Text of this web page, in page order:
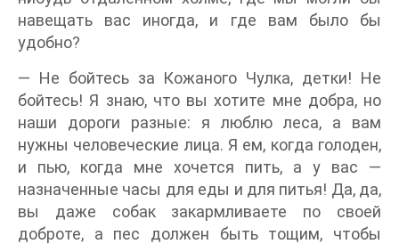
навещать вас иногда, и где вам было бы
удобно?
— Не бойтесь за Кожаного Чулка, детки! Не
бойтесь! Я знаю, что вы хотите мне добра, но
наши дороги разные: я люблю леса, а вам
нужны человеческие лица. Я ем, когда голоден,
и пью, когда мне хочется пить, а у вас —
назначенные часы для еды и для питья! Да, да,
вы даже собак закармливаете по своей
доброте, а пес должен быть тощим, чтобы